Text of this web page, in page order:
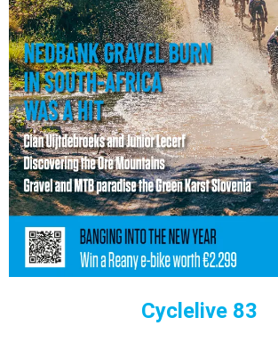
Cyclelive 83